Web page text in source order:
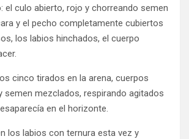
el culo abierto, rojo y chorreando semen
y el pecho completamente cubiertos
los labios hinchados, el cuerpo
cinco tirados en la arena, cuerpos
semen mezclados, respirando agitados
en el horizonte.
los labios con ternura esta vez y